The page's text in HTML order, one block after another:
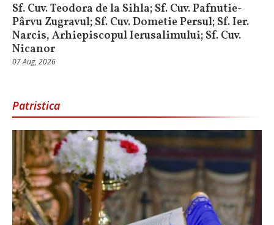
Sf. Cuv. Teodora de la Sihla; Sf. Cuv. Pafnutie-
Pârvu Zugravul; Sf. Cuv. Dometie Persul; Sf. Ier.
Narcis, Arhiepiscopul Ierusalimului; Sf. Cuv.
Nicanor
07 Aug, 2026
Patristica